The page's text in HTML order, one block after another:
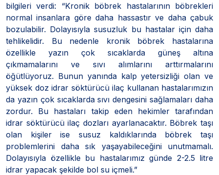
bilgileri verdi: “Kronik böbrek hastalarının böbrekleri
normal insanlara göre daha hassastır ve daha çabuk
bozulabilir. Dolayısıyla susuzluk bu hastalar için daha
tehlikelidir. Bu nedenle kronik böbrek hastalarına
özellikle yazın çok sıcaklarda güneş altına
çıkmamalarını ve sıvı alımlarını arttırmalarını
öğütlüyoruz. Bunun yanında kalp yetersizliği olan ve
yüksek doz idrar söktürücü ilaç kullanan hastalarımızın
da yazın çok sıcaklarda sıvı dengesini sağlamaları daha
zordur. Bu hastaları takip eden hekimler tarafından
idrar söktürücü ilaç dozları ayarlanacaktır. Böbrek taşı
olan kişiler ise susuz kaldıklarında böbrek taşı
problemlerini daha sık yaşayabileceğini unutmamalı.
Dolayısıyla özellikle bu hastalarımız günde 2-2.5 litre
idrar yapacak şekilde bol su içmeli.”